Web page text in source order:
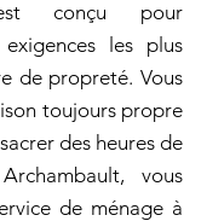
conçu pour
les plus
de propreté. Vous
toujours propre
des heures de
vous
de ménage à